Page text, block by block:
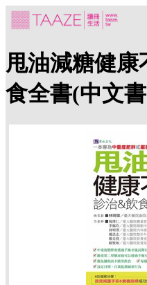
甩油減糖健
食全書(中文